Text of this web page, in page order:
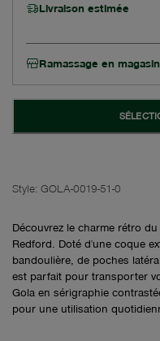
Livraison estimée
Ramassage en magasin
Style: GOLA-0019-51-0
Découvrez le charme rétro
Redford. Doté d'une coque
bandoulière, de poches
est parfait pour transporter
Gola en sérigraphie
pour une utilisation